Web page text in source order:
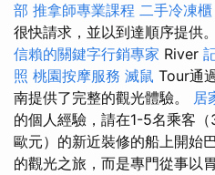
部 推拿師專業課程 二手冷凍櫃
很快請求，並以到達順序提供。
信賴的關鍵字行銷專家 River
照 桃園按摩服務 滅鼠 Tour通
南提供了完整的觀光體驗。 居
的個人經驗，請在1-5名乘客
歐元）的新近裝修的船上開始
的觀光之旅，而是專門從事以